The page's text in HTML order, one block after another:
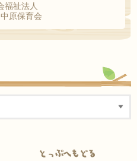
福祉法人
原保育会